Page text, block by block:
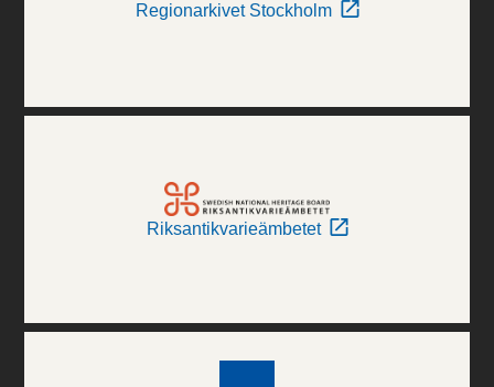
Regionarkivet Stockholm
Riksantikvarieämbetet